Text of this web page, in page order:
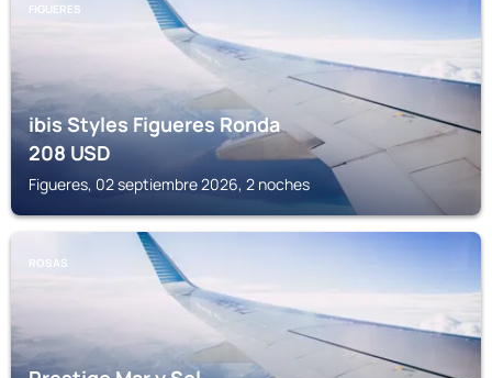
FIGUERES
ibis Styles Figueres Ronda
208USD
Figueres, 02 septiembre 2026, 2 noches
ROSAS